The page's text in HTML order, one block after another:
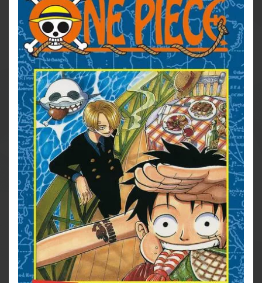
Für Fans von Naruto, Dragon Ball, My Hero Academia
und Fairy Tail!
Weitere Infos:
- Anime-Serie bei Crunchyroll
- bisher 13 Anime-Kinofilme
- DVD/BD bei Kazé
- Live-Action-Netflixserie
- diverse Videospiele
- ab 10 Jahren